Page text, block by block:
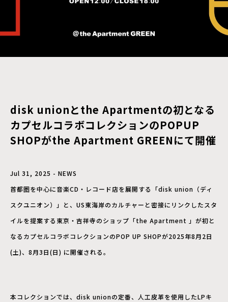
disk unionとthe Apartmentの初となる
カプセルコラボコレクションのPOPUP
SHOPがthe Apartment GREENにて開催
Jul 31, 2025 - NEWS
首都圏を中心に音楽CD・レコード店を展開する「disk union（ディ
スクユニオン）」と、US東海岸のカルチャーと密接にリンクしたスタ
イルを提案する東京・吉祥寺のショップ「the Apartment 」が初と
なるカプセルコラボコレクションのPOP UP SHOPが2025年8月2日
(土)、8月3日(日) に開催される。
本コレクションでは、disk unionの定番、人工皮革を使用したLPキ